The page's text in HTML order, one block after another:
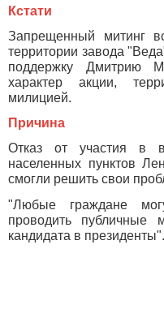
Кстати
Запрещенный митинг
территории завода
поддержку Дмитрию
характер акции,
милицией.
Причина
Отказ от участия в
населенных пунктов
смогли решить свои
"Любые граждане
проводить публичные
кандидата в президенты".